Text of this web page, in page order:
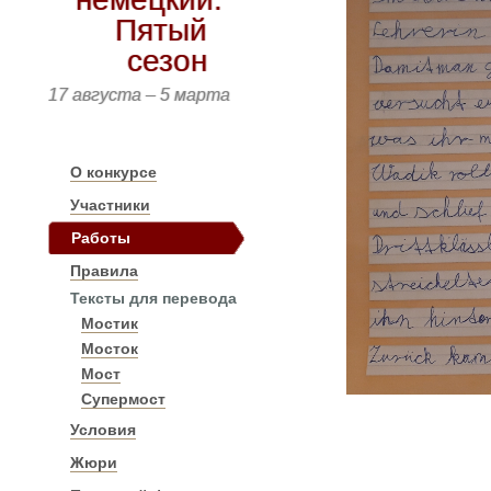
Пятый
сезон
17 августа – 5 марта
О конкурсе
Участники
Работы
Правила
Тексты для перевода
Мостик
Мосток
Мост
Супермост
Условия
Жюри